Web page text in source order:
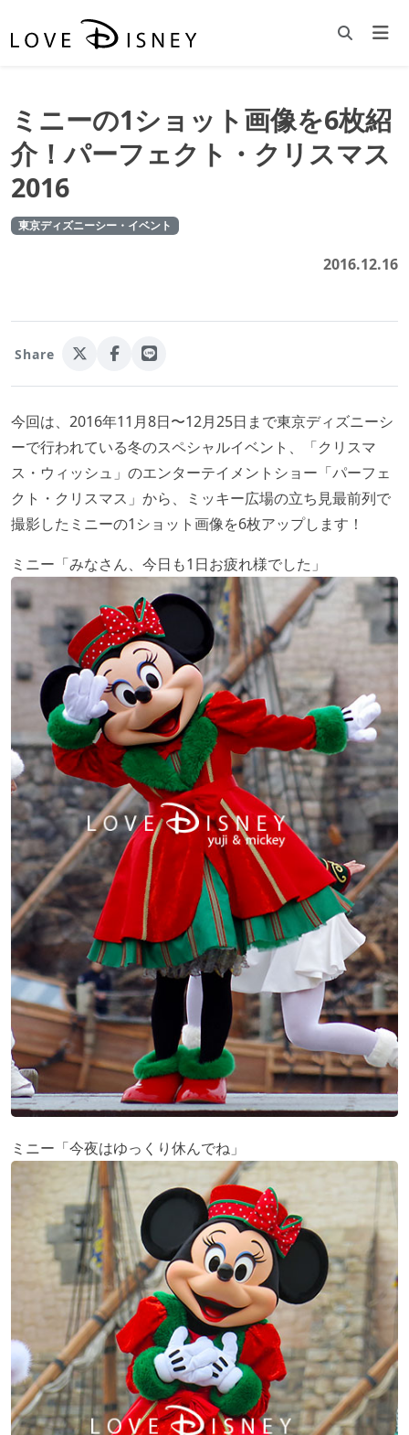
ミニーの1ショット画像を6枚紹
介！パーフェクト・クリスマス
2016
東京ディズニーシー・イベント
2016.12.16
Share
今回は、2016年11月8日〜12月25日まで東京ディズニーシ
ーで行われている冬のスペシャルイベント、「クリスマ
ス・ウィッシュ」のエンターテイメントショー「パーフェ
クト・クリスマス」から、ミッキー広場の立ち見最前列で
撮影したミニーの1ショット画像を6枚アップします！
ミニー「みなさん、今日も1日お疲れ様でした」
ミニー「今夜はゆっくり休んでね」